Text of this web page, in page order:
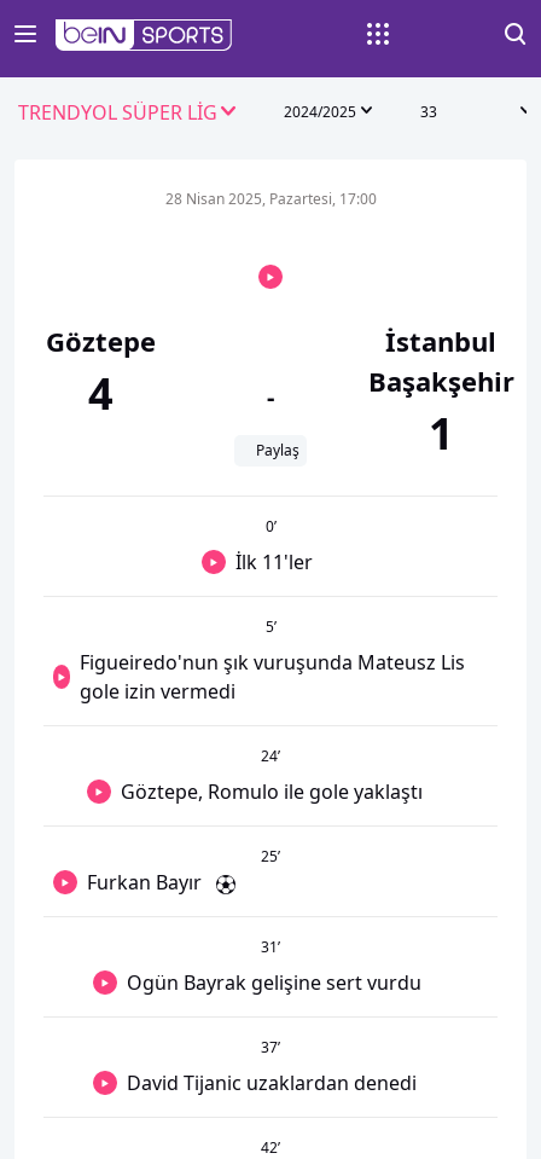
TRENDYOL SÜPER LİG 2024/2025 33
Göztepe
4
28 Nisan 2025, Pazartesi, 17:00
-
Paylaş
İstanbul
Başakşehir
1
0’
İlk 11'ler
5’
Figueiredo'nun şık vuruşunda Mateusz Lis
gole izin vermedi
24’
Göztepe, Romulo ile gole yaklaştı
25’
Furkan Bayır
31’
Ogün Bayrak gelişine sert vurdu
37’
David Tijanic uzaklardan denedi
42’